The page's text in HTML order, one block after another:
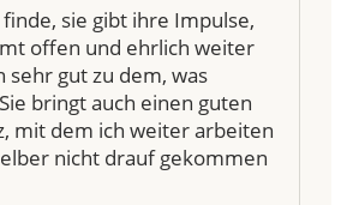
finde, sie gibt ihre Impulse,
offen und ehrlich weiter
sehr gut zu dem, was
bringt auch einen guten
mit dem ich weiter arbeiten
nicht drauf gekommen